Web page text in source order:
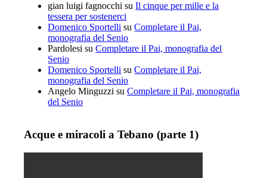
gian luigi fagnocchi suIl cinque per mille e la
tessera per sostenerci
Domenico Sportelli suCompletare il Pai,
monografia del Senio
Pardolesi suCompletare il Pai, monografia del
Senio
Domenico Sportelli suCompletare il Pai,
monografia del Senio
Angelo Minguzzi suCompletare il Pai, monografia
del Senio
Acque e miracoli a Tebano (parte 1)